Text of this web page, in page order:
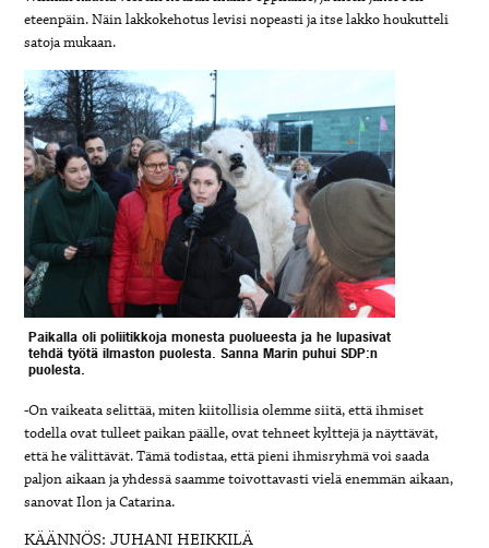
eteenpäin. Näin lakkokehotus levisi nopeasti ja itse lakko houkutteli
satoja mukaan.
Paikalla oli poliitikkoja monesta puolueesta ja he lupasivat
tehdä työtä ilmaston puolesta. Sanna Marin puhui SDP:n
puolesta.
-On vaikeata selittää, miten kiitollisia olemme siitä, että ihmiset
todella ovat tulleet paikan päälle, ovat tehneet kylttejä ja näyttävät,
että he välittävät. Tämä todistaa, että pieni ihmisryhmä voi saada
paljon aikaan ja yhdessä saamme toivottavasti vielä enemmän aikaan,
sanovat Ilon ja Catarina.
KÄÄNNÖS: JUHANI HEIKKILÄ